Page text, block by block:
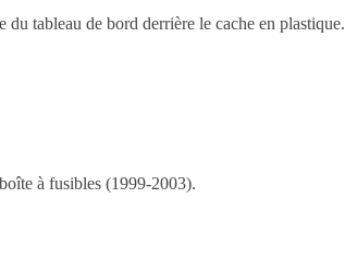
du tableau de bord derrière le cache en plastique.
à fusibles (1999-2003).